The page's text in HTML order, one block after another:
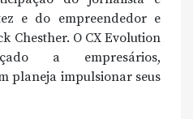
e do empreendedor e
Chesther. O CX Evolution
a empresários,
planeja impulsionar seus